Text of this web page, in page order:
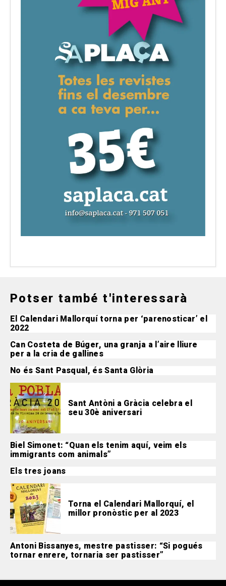
Potser també t'interessarà
El Calendari Mallorquí torna per ‘parenosticar’ el
2022
Can Costeta de Búger, una granja a l’aire lliure
per a la cria de gallines
No és Sant Pasqual, és Santa Glòria
Sant Antòni a Gràcia celebra el
seu 30è aniversari
Biel Simonet: “Quan els tenim aquí, veim els
immigrants com animals”
Els tres joans
Torna el Calendari Mallorquí, el
millor pronòstic per al 2023
Antoni Bissanyes, mestre pastisser: “Si pogués
tornar enrere, tornaria ser pastisser”